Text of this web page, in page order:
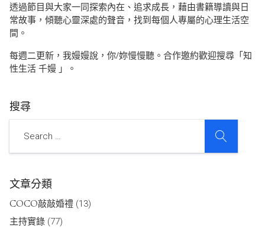
透過節目與大家一同探索內在、追求成長，藉由書籍導讀與日
常故事，傾聽心靈深處的聲音，找到每個人專屬的心理生活空
間。
每週二更新，我嫚嫚說，你/妳慢慢聽。合作邀約歡迎搜尋「知
性生活 千嫚 」。
搜尋
文章分類
COCO敲敲婚禮 (13)
主持實錄 (77)